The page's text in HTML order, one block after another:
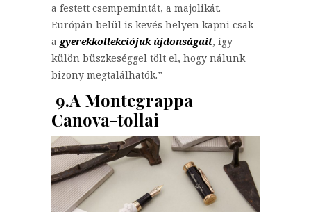
a festett csempemintát, a majolikát.
Európán belül is kevés helyen kapni csak
a gyerekkollekciójuk újdonságait, így
külön büszkeséggel tölt el, hogy nálunk
bizony megtalálhatók.”
9.A Montegrappa
Canova-tollai